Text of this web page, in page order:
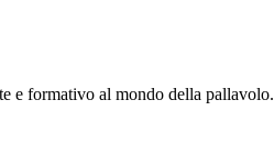
e formativo al mondo della pallavolo.